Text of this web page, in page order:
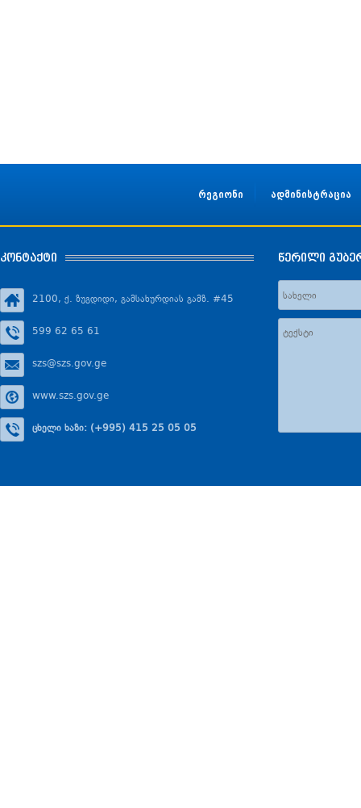
რეგიონი ადმინისტრაცია
კონტაქტი
2100, ქ. ზუგდიდი, გამსახურდიას გამზ. #45
599 62 65 61
szs@szs.gov.ge
www.szs.gov.ge
ცხელი ხაზი: (+995) 415 25 05 05
წერილი